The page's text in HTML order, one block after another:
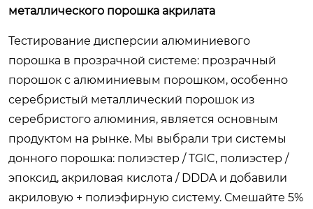
металлического порошка акрилата
Тестирование дисперсии алюминиевого
порошка в прозрачной системе: прозрачный
порошок с алюминиевым порошком, особенно
серебристый металлический порошок из
серебристого алюминия, является основным
продуктом на рынке. Мы выбрали три системы
донного порошка: полиэстер / TGIC, полиэстер /
эпоксид, акриловая кислота / DDDA и добавили
акриловую + полиэфирную систему. Смешайте 5%